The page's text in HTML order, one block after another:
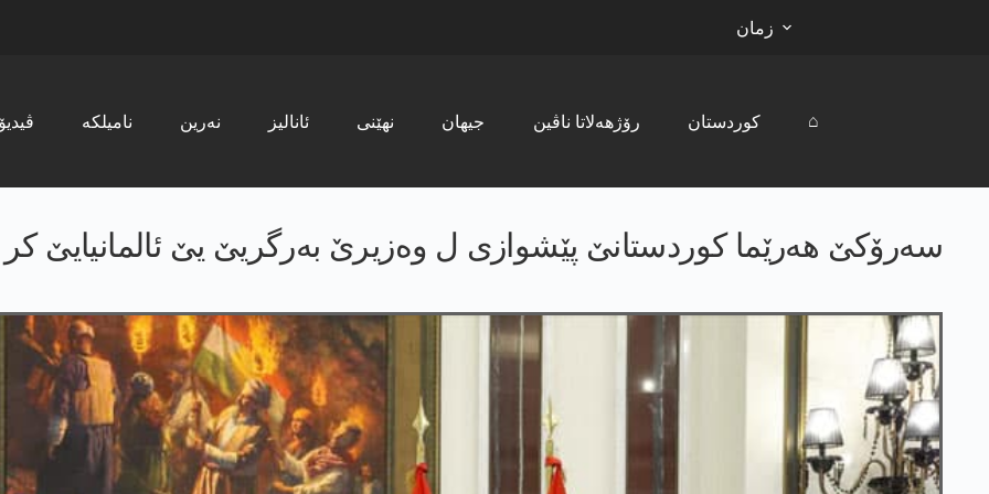
زمان
ڤیدیۆ نامیلکە نەرین ئانالیز نھێنی جیھان رۆژھەلاتا ناڤین کوردستان ⌂
سەرۆکێ هەرێما کوردستانێ پێشوازی ل وەزیرێ به‌رگریێ یێ ئالمانیایێ کر